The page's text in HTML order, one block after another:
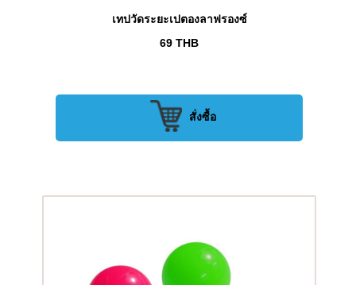
เทปวัดระยะเปตองลาฟรองซ์
69 THB
สั่งซื้อ